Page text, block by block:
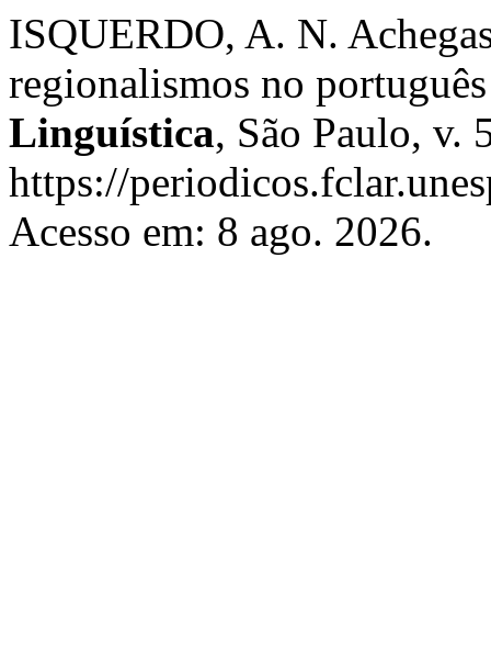
ISQUERDO, A. N.
regionalismos no
Linguística, São Paulo, v.
https://
Acesso em: 8 ago. 2026.